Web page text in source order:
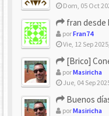
Dom, 05 Oct
fran desde
porFran74
Vie, 12 Sep
[Brico]
porMasiricha
Jue, 04 Sep
Buenos
porMasiricha